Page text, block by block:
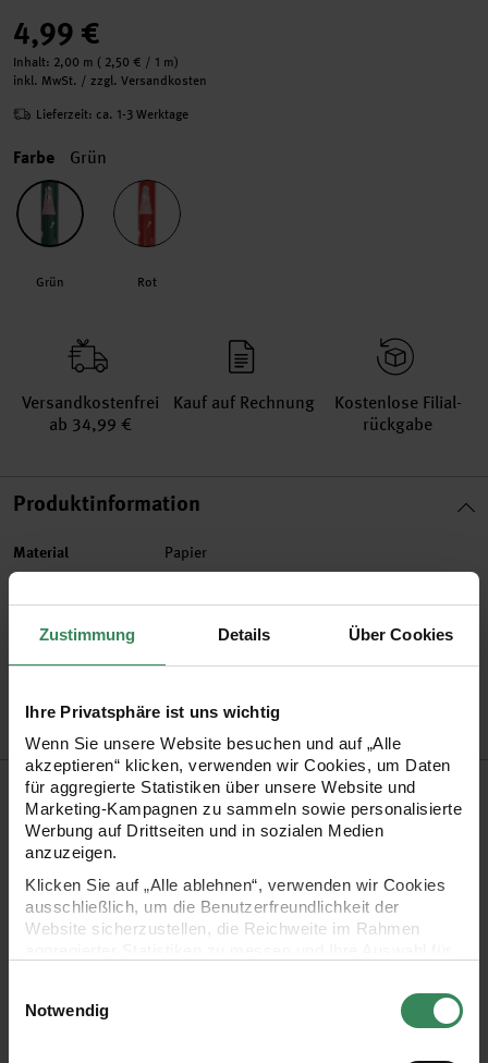
Zustimmung Details Über Cookies
Ihre Privatsphäre ist uns wichtig
Wenn Sie unsere Website besuchen und auf „Alle
akzeptieren“ klicken, verwenden wir Cookies, um Daten
für aggregierte Statistiken über unsere Website und
Marketing-Kampagnen zu sammeln sowie personalisierte
Werbung auf Drittseiten und in sozialen Medien
anzuzeigen.
Klicken Sie auf „Alle ablehnen“, verwenden wir Cookies
ausschließlich, um die Benutzerfreundlichkeit der
Website sicherzustellen, die Reichweite im Rahmen
Ihre Einwilligung ist freiwillig und kann jederzeit über den
Link „Cookie-Einstellungen“ im Fußbereich der Seite
Notwendig
4,99 €
Inhalt: 2,00 m ( 2,50 € / 1 m)
inkl. MwSt. / zzgl. Versandkosten
Lieferzeit: ca. 1-3 Werktage
Farbe Grün
Grün Rot
Versand­kosten­frei
ab 34,99 €
Kauf auf Rechnung
Kosten­lose Filial­
rückgabe
Produktinformation
Material Papier
Veredelung Hot Foil
Produktbeschreibung
Über liebevoll verpackte Geschenke freut sich jeder! Dieses
Weihnachtsgeschenken. Das Geschenkpapier ist mit Figuren
der Weihnachtskrippe bedruckt und vereinzelt mit goldener
fertig ist eine Geschenkverpackung, die sich sehen lassen